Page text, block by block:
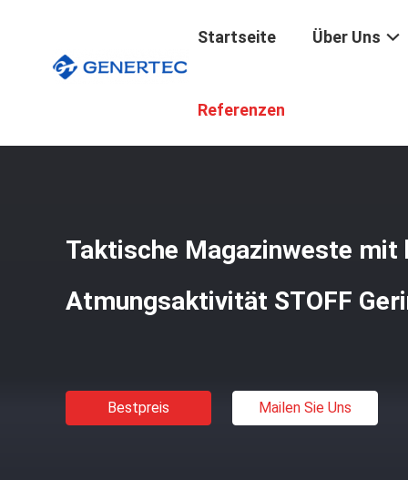
Startseite Über Uns
Referenzen
Taktische Magazinweste mit
Atmungsaktivität STOFF
Bestpreis Mailen Sie Uns